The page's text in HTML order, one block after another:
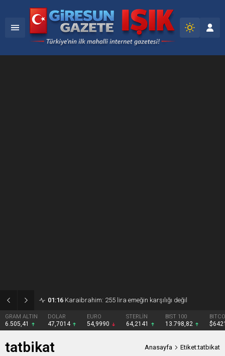
01:15 Gezmiş: 250 liralık fındık fiyatı emeği yok saydı
DOLAR
47,7014
EURO
54,9990
STERLİN
64,2141
BIST 100
13.798,82
BITCOIN
$64217
tatbikat Anasayfa Etiket:tatbikat